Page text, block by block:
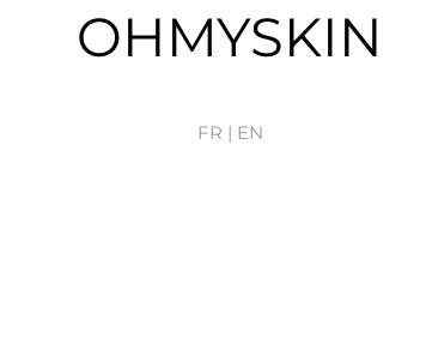
OHMYSKIN
FR | EN